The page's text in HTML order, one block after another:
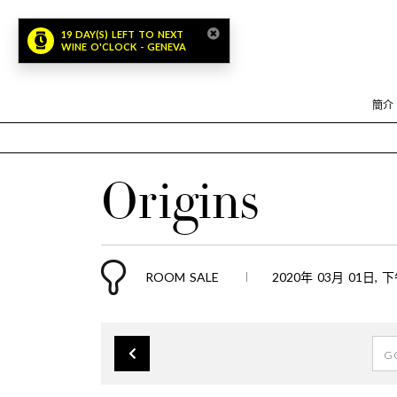
簡介
19 DAY(S) LEFT TO NEXT
WINE O'CLOCK - GENEVA
Origins
ROOM SALE 2020年 03月 01日,